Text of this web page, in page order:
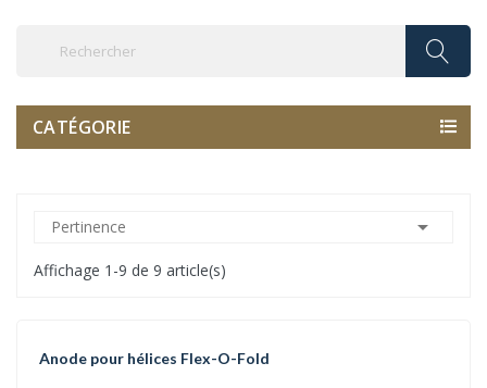
CATÉGORIE
Pertinence 
Affichage 1-9 de 9 article(s)
Anode pour hélices Flex-O-Fold